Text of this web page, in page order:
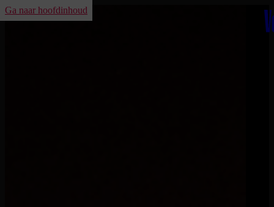
Ga naar hoofdinhoud